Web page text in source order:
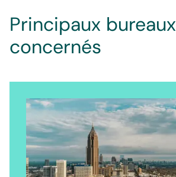
Principaux bureaux
concernés